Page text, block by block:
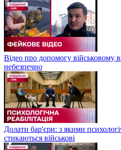
Відео про допомогу військовому
небезпечно
Долати бар'єри: з якими
стикаються військові